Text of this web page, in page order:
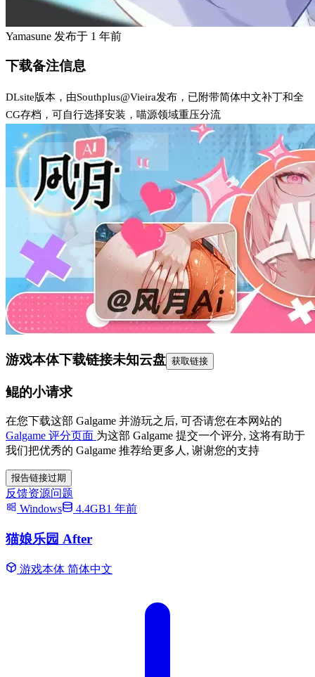
Yamasune 发布于 1 年前
下载备注信息
DLsite版本，由Southplus@Vieira发布，已附带简体中文补丁和全
CG存档，可自行选择安装，喵源领域重压分流
游戏本体下载链接未知云盘 获取链接
鲲的小请求
在您下载这部 Galgame 并游玩之后, 可否请您在本网站的
Galgame 评分页面 为这部 Galgame 提交一个评分, 这将有助于
我们把优秀的 Galgame 推荐给更多人, 谢谢您的支持
报告链接过期
反馈资源问题
Windows
4.4GB1 年前
猫娘乐园 After
游戏本体 简体中文